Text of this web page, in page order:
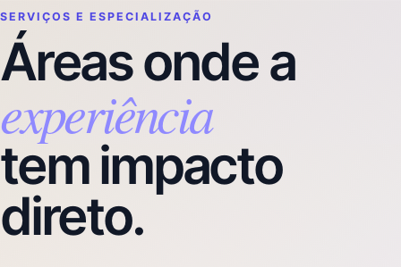
SERVIÇOS E ESPECIALIZAÇÃO
Áreas onde a
experiência
tem impacto
direto.